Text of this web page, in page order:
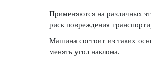
Применяются на различных
риск повреждения
Машина состоит из таких
менять угол наклона.